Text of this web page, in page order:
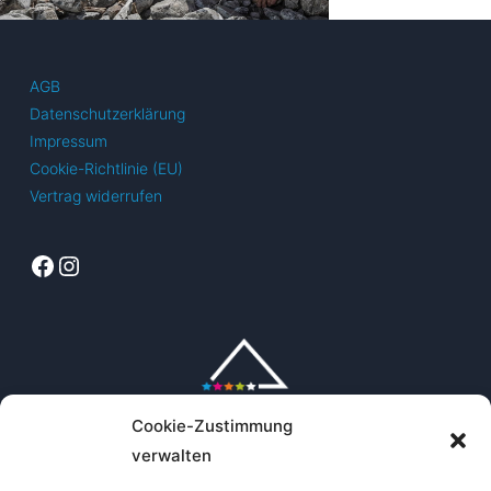
Cookie-Zustimmung
verwalten
AGB
Datenschutzerklärung
Impressum
Cookie-Richtlinie (EU)
Vertrag widerrufen
Facebook
Instagram